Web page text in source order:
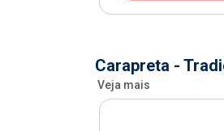
Carapreta -
Veja mais